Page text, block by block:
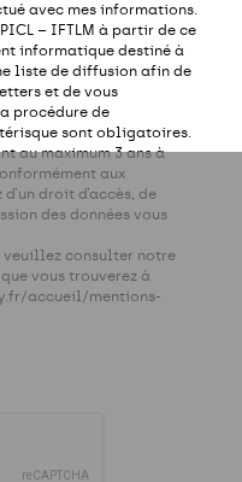
avec mes informations.
– IFTLM à partir de ce
informatique destiné à
liste de diffusion afin de
et de vous
procédure de
sont obligatoires.
au maximum 3 ans à
aux
droit d’accès, de
des données vous
veuillez consulter notre
vous trouverez à
accueil/mentions-